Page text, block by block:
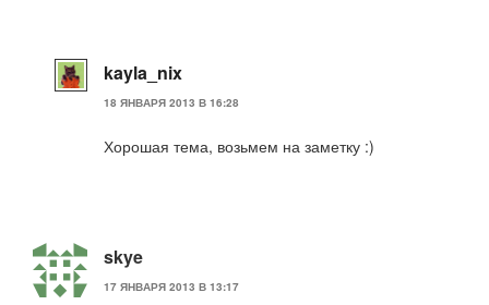
kayla_nix
18 ЯНВАРЯ 2013 В 16:28
Хорошая тема, возьмем на заметку :)
skye
17 ЯНВАРЯ 2013 В 13:17